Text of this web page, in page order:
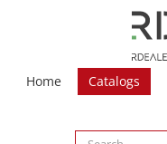
Home Catalogs